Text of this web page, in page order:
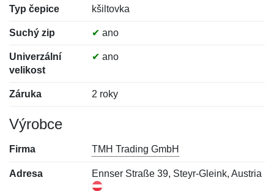
Typ čepice kšiltovka
Suchý zip ✔ ano
Univerzální
velikost
✔ ano
Záruka 2 roky
Výrobce
Firma TMH Trading GmbH
Adresa Ennser Straße 39, Steyr-Gleink, Austria